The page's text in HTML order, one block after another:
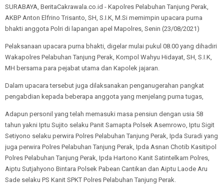
SURABAYA, BeritaCakrawala.co.id - Kapolres Pelabuhan Tanjung Perak,
AKBP Anton Elfrino Trisanto, SH, S.I.K, M.Si memimpin upacara purna
bhakti anggota Polri di lapangan apel Mapolres, Senin (23/08/2021)
Pelaksanaan upacara purna bhakti, digelar mulai pukul 08.00 yang dihadiri
Wakapolres Pelabuhan Tanjung Perak, Kompol Wahyu Hidayat, SH, S.I.K,
MH bersama para pejabat utama dan Kapolek jajaran.
Dalam upacara tersebut juga dilaksanakan penganugerahan pangkat
pengabdian kepada beberapa anggota yang menjelang purna tugas,
Adapun personil yang telah memasuki masa pensiun dengan usia 58
tahun yakni Iptu Sujito selaku Panit Samapta Polsek Asemrowo, Iptu Sigit
Setiyono selaku perwira Polres Pelabuhan Tanjung Perak, Ipda Suradi yang
juga perwira Polres Pelabuhan Tanjung Perak, Ipda Asnan Chotib Kasitipol
Polres Pelabuhan Tanjung Perak, Ipda Hartono Kanit Satintelkam Polres,
Aiptu Sutjahyono Bintara Polsek Pabean Cantikan dan Aiptu Laode Aru
Sade selaku PS Kanit SPKT Polres Pelabuhan Tanjung Perak.